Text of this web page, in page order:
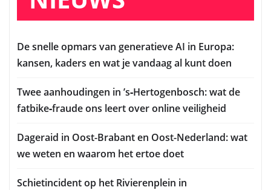
De snelle opmars van generatieve AI in Europa:
kansen, kaders en wat je vandaag al kunt doen
Twee aanhoudingen in ’s‑Hertogenbosch: wat de
fatbike‑fraude ons leert over online veiligheid
Dageraid in Oost-Brabant en Oost-Nederland: wat
we weten en waarom het ertoe doet
Schietincident op het Rivierenplein in